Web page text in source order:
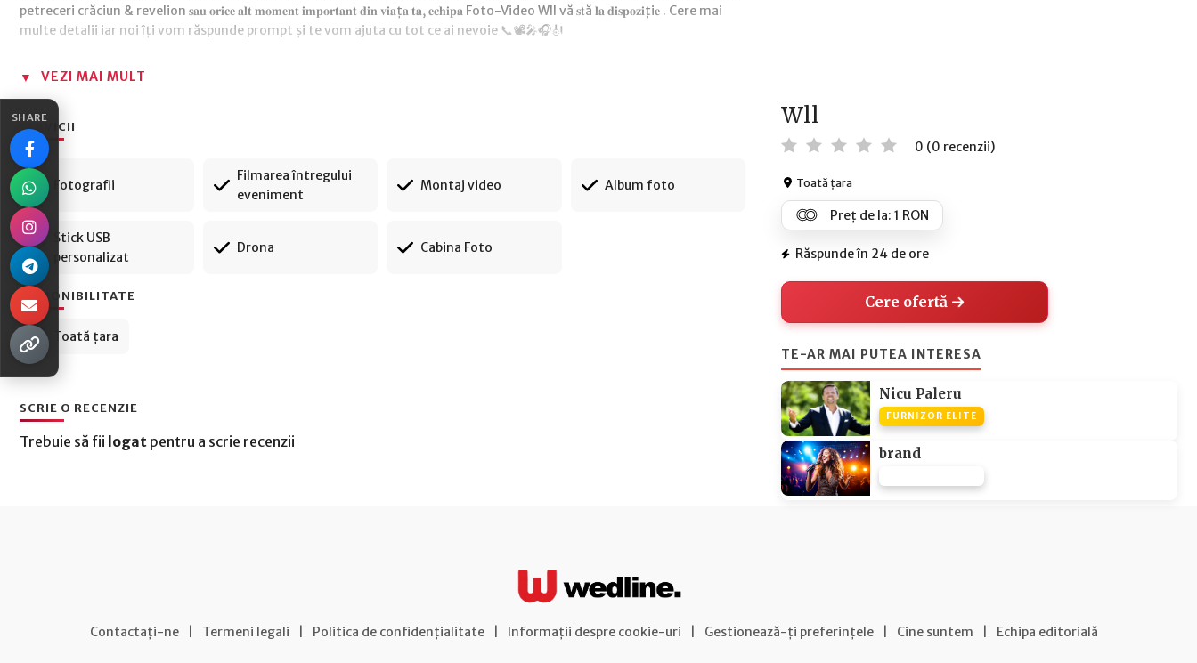
SHARE Wll
0 (0 recenzii)
Toată țara
Preț de la: 1 RON
Răspunde în 24 de ore
Cere ofertă
TE-AR MAI PUTEA INTERESA
Nicu Paleru
FURNIZOR ELITE
brand
petreceri crăciun & revelion 𝐬𝐚𝐮 𝐨𝐫𝐢𝐜𝐞 𝐚𝐥𝐭 𝐦𝐨𝐦𝐞𝐧𝐭 𝐢𝐦𝐩𝐨𝐫𝐭𝐚𝐧𝐭 𝐝𝐢𝐧 𝐯𝐢𝐚ț𝐚 𝐭𝐚, 𝐞𝐜𝐡𝐢𝐩𝐚 Foto-Video Wll vă 𝐬𝐭ă 𝐥𝐚 𝐝𝐢𝐬𝐩𝐨𝐳𝐢ți𝐞 . Cere mai
multe detalii iar noi îți vom răspunde prompt și te vom ajuta cu tot ce ai nevoie 📞📽️🎤🎧🎻
VEZI MAI MULT
SERVICII
Fotografii
Filmarea întregului
eveniment
Montaj video Album foto
Stick USB
personalizat
Drona Cabina Foto
DISPONIBILITATE
Toată țara
SCRIE O RECENZIE
Trebuie să fii logat pentru a scrie recenzii
Contactați-ne Termeni legali Politica de confidențialitate Informații despre cookie-uri Gestionează-ți preferințele Cine suntem Echipa editorială